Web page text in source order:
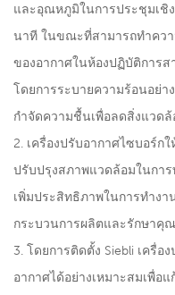
และอุณหภูมิในการประชุมเชิ
นาที ในขณะที่สามารถทำควา
ของอากาศในห้องปฏิบัติการส
โดยการระบายความร้อนอย่า
กำจัดความชื้นเพื่อลดสิ่งแวดล้
2. เครื่องปรับอากาศไซบอร์ก
ปรับปรุงสภาพแวดล้อมในกา
เพิ่มประสิทธิภาพในการทำง
กระบวนการผลิตและรักษา
3. โดยการติดตั้ง Siebli เครื่
อากาศได้อย่างเหมาะสมเพื่อ